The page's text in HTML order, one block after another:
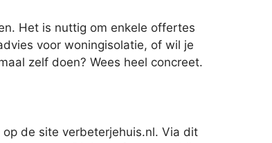
Het is nuttig om enkele offertes
voor woningisolatie, of wil je
zelf doen? Wees heel concreet.
de site verbeterjehuis.nl. Via dit